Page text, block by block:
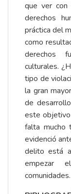
que ver con
derechos
práctica del
como
derechos
culturales.
tipo de
la gran
de
este objetivo
falta mucho
evidenció
delito está
empezar
comunidades.